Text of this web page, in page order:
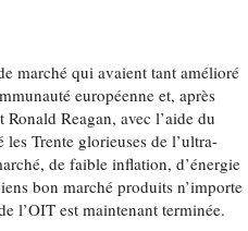
marché qui avaient tant amélioré
européenne et, après
Reagan, avec l’aide du
Trente glorieuses de l’ultra-
de faible inflation, d’énergie
bon marché produits n’importe
l’OIT est maintenant terminée.